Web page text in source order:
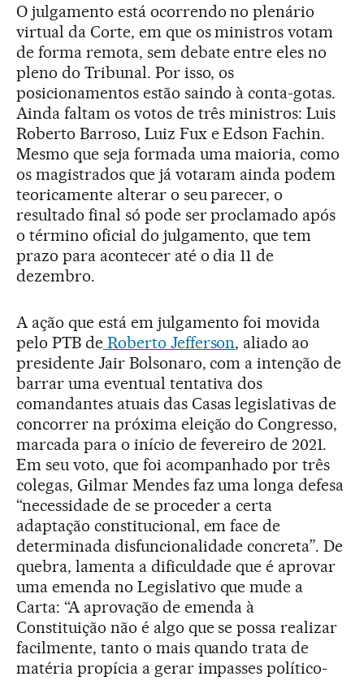
O julgamento está ocorrendo no plenário
virtual da Corte, em que os ministros votam
de forma remota, sem debate entre eles no
pleno do Tribunal. Por isso, os
posicionamentos estão saindo à conta-gotas.
Ainda faltam os votos de três ministros: Luis
Roberto Barroso, Luiz Fux e Edson Fachin.
Mesmo que seja formada uma maioria, como
os magistrados que já votaram ainda podem
teoricamente alterar o seu parecer, o
resultado final só pode ser proclamado após
o término oficial do julgamento, que tem
prazo para acontecer até o dia 11 de
dezembro.
A ação que está em julgamento foi movida
pelo PTB deRoberto Jefferson, aliado ao
presidente Jair Bolsonaro, com a intenção de
barrar uma eventual tentativa dos
comandantes atuais das Casas legislativas de
concorrer na próxima eleição do Congresso,
marcada para o início de fevereiro de 2021.
Em seu voto, que foi acompanhado por três
colegas, Gilmar Mendes faz uma longa defesa
“necessidade de se proceder a certa
adaptação constitucional, em face de
determinada disfuncionalidade concreta”. De
quebra, lamenta a dificuldade que é aprovar
uma emenda no Legislativo que mude a
Carta: “A aprovação de emenda à
Constituição não é algo que se possa realizar
facilmente, tanto o mais quando trata de
matéria propícia a gerar impasses político-